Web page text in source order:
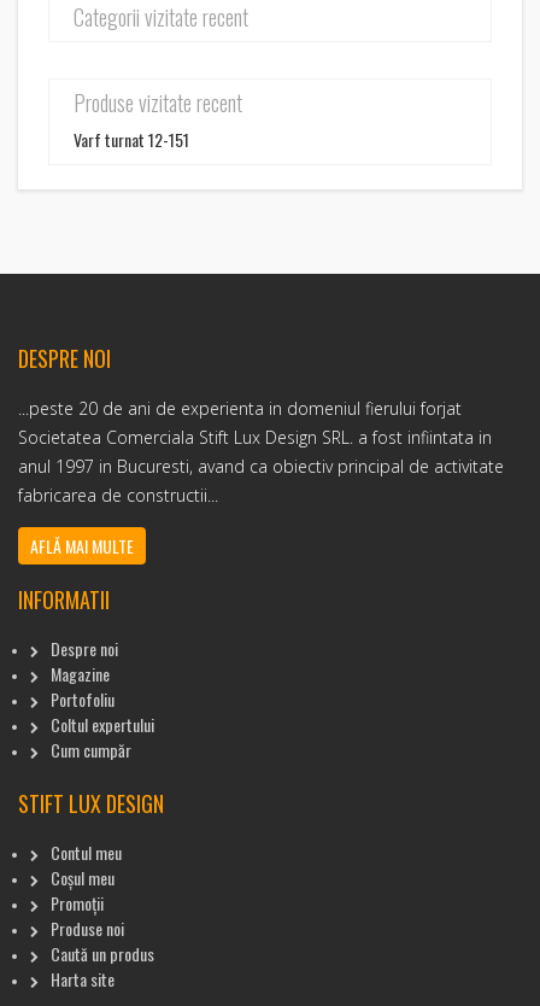
Categorii vizitate recent
Produse vizitate recent
Varf turnat 12-151
DESPRE NOI
...peste 20 de ani de experienta in domeniul fierului forjat
Societatea Comerciala Stift Lux Design SRL. a fost infiintata in
anul 1997 in Bucuresti, avand ca obiectiv principal de activitate
fabricarea de constructii...
AFLĂ MAI MULTE
INFORMATII
Despre noi
Magazine
Portofoliu
Coltul expertului
Cum cumpăr
STIFT LUX DESIGN
Contul meu
Coșul meu
Promoții
Produse noi
Caută un produs
Harta site